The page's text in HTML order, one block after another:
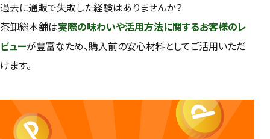
過去に通販で失敗した経験はありませんか？
茶卸総本舗は実際の味わいや活用方法に関するお客様のレ
ビューが豊富なため、購入前の安心材料としてご活用いただ
けます。